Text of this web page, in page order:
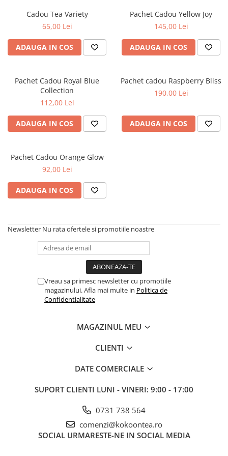
Sirop de ceai
Cadou Tea Variety
65,00 Lei
ADAUGA IN COS
Pachet Cadou Yellow Joy
145,00 Lei
ADAUGA IN COS
Pachet Cadou Royal Blue
Collection
112,00 Lei
ADAUGA IN COS
Pachet cadou Raspberry Bliss
190,00 Lei
ADAUGA IN COS
Pachet Cadou Orange Glow
92,00 Lei
ADAUGA IN COS
Newsletter Nu rata ofertele si promotiile noastre
Vreau sa primesc newsletter cu promotiile
magazinului. Afla mai multe in Politica de
Confidentialitate
MAGAZINUL MEU
CLIENTI
DATE COMERCIALE
SUPORT CLIENTI LUNI - VINERI: 9:00 - 17:00
0731 738 564
comenzi@kokoontea.ro
SOCIAL URMARESTE-NE IN SOCIAL MEDIA